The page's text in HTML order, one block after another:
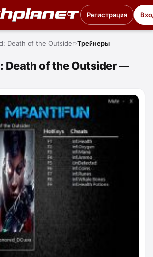
Регистрация
Death of the Outsider Трейнеры
Death of the Outsider —